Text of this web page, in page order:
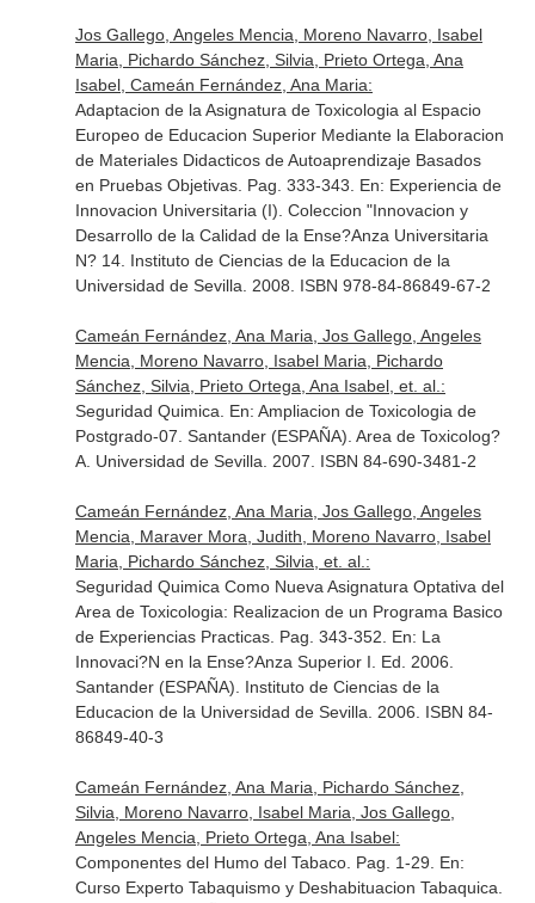
Jos Gallego, Angeles Mencia, Moreno Navarro, Isabel
Maria, Pichardo Sánchez, Silvia, Prieto Ortega, Ana
Isabel, Cameán Fernández, Ana Maria:
Adaptacion de la Asignatura de Toxicologia al Espacio
Europeo de Educacion Superior Mediante la Elaboracion
de Materiales Didacticos de Autoaprendizaje Basados
en Pruebas Objetivas. Pag. 333-343. En: Experiencia de
Innovacion Universitaria (I). Coleccion "Innovacion y
Desarrollo de la Calidad de la Ense?Anza Universitaria
N? 14. Instituto de Ciencias de la Educacion de la
Universidad de Sevilla. 2008. ISBN 978-84-86849-67-2
Cameán Fernández, Ana Maria, Jos Gallego, Angeles
Mencia, Moreno Navarro, Isabel Maria, Pichardo
Sánchez, Silvia, Prieto Ortega, Ana Isabel, et. al.:
Seguridad Quimica. En: Ampliacion de Toxicologia de
Postgrado-07 . Santander (ESPAÑA). Area de Toxicolog?
A. Universidad de Sevilla. 2007. ISBN 84-690-3481-2
Cameán Fernández, Ana Maria, Jos Gallego, Angeles
Mencia, Maraver Mora, Judith, Moreno Navarro, Isabel
Maria, Pichardo Sánchez, Silvia, et. al.:
Seguridad Quimica Como Nueva Asignatura Optativa del
Area de Toxicologia: Realizacion de un Programa Basico
de Experiencias Practicas. Pag. 343-352. En: La
Innovaci?N en la Ense?Anza Superior I . Ed. 2006.
Santander (ESPAÑA). Instituto de Ciencias de la
Educacion de la Universidad de Sevilla. 2006. ISBN 84-
86849-40-3
Cameán Fernández, Ana Maria, Pichardo Sánchez,
Silvia, Moreno Navarro, Isabel Maria, Jos Gallego,
Angeles Mencia, Prieto Ortega, Ana Isabel:
Componentes del Humo del Tabaco. Pag. 1-29. En:
Curso Experto Tabaquismo y Deshabituacion Tabaquica